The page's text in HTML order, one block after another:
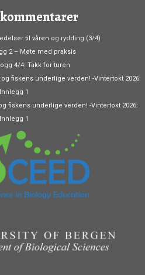
til våren og rydding (3/4)
2 – Møte med praksis
4/4: Takk for turen
fiskens underlige verden! -Vintertokt 2026:
Innlegg 1
fiskens underlige verden! -Vintertokt 2026:
Innlegg 1